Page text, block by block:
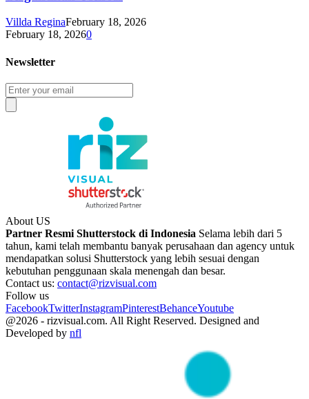
Villda ReginaFebruary 18, 2026
February 18, 20260
Newsletter
About US
Partner Resmi Shutterstock di Indonesia Selama lebih dari 5
tahun, kami telah membantu banyak perusahaan dan agency untuk
mendapatkan solusi Shutterstock yang lebih sesuai dengan
kebutuhan penggunaan skala menengah dan besar.
Contact us: contact@rizvisual.com
Follow us
FacebookTwitterInstagramPinterestBehanceYoutube
@2026 - rizvisual.com. All Right Reserved. Designed and
Developed by nfl